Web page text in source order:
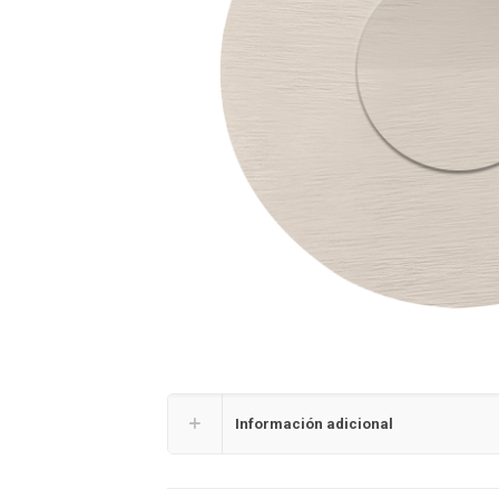
Información adicional